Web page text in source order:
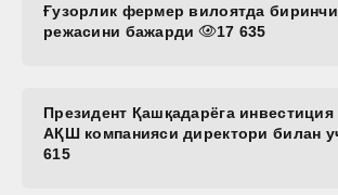
Ғузорлик фермер вилоятда
режасини бажарди
17 635
Президент Қашқадарёга инвестиция
АҚШ компанияси директори билан
615